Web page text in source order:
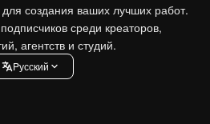
создания ваших лучших работ.
среди креаторов,
агентств и студий.
Pусский